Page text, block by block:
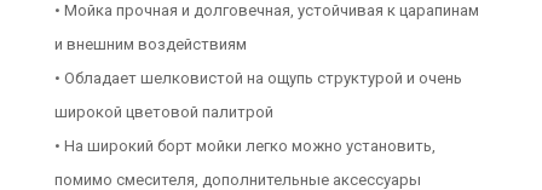
• Мойка прочная и долговечная, устойчивая к царапинам
и внешним воздействиям
• Обладает шелковистой на ощупь структурой и очень
широкой цветовой палитрой
• На широкий борт мойки легко можно установить,
помимо смесителя, дополнительные аксессуары